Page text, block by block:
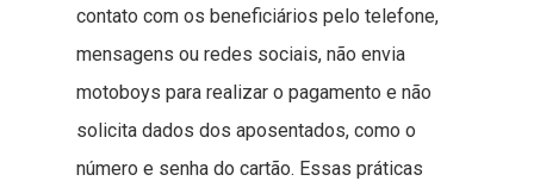
contato com os beneficiários pelo telefone,
mensagens ou redes sociais, não envia
motoboys para realizar o pagamento e não
solicita dados dos aposentados, como o
número e senha do cartão. Essas práticas